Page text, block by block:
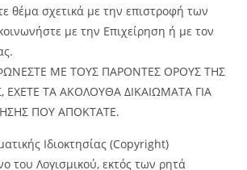
θέμα σχετικά με την επιστροφή των
με την Επιχείρηση ή με τον
ΜΕ ΤΟΥΣ ΠΑΡΟΝΤΕΣ ΟΡΟΥΣ ΤΗΣ
ΕΧΕΤΕ ΤΑ ΑΚΟΛΟΥΘΑ ΔΙΚΑΙΩΜΑΤΑ ΓΙΑ
ΠΟΥ ΑΠΟΚΤΑΤΕ.
Ιδιοκτησίας (Copyright)
του Λογισμικού, εκτός των ρητά